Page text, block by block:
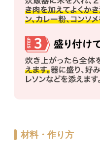
材料・作り方